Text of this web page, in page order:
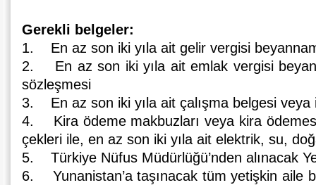
Gerekli belgeler:
1. En az son iki yıla ait gelir vergisi
2. En az son iki yıla ait emlak vergisi
sözleşmesi
3. En az son iki yıla ait çalışma belgesi veya
4. Kira ödeme makbuzları veya kira
çekleri ile, en az son iki yıla ait elektrik, su,
5. Türkiye Nüfus Müdürlüğü’nden alınacak
6. Yunanistan’a taşınacak tüm yetişkin aile